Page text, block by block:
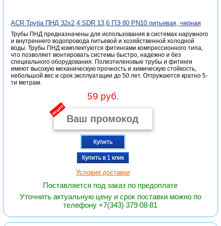
ACR Труба ПНД 32х2,4 SDR 13,6 ПЭ 80 PN10 питьевая, черная
Трубы ПНД предназначены для использования в системах наружного
и внутреннего водопровода питьевой и хозяйственной холодной
воды. Трубы ПНД комплектуются фитингами компрессионного типа,
что позволяет монтировать системы быстро, надежно и без
специального оборудования. Полиэтиленовые трубы и фитинги
имеют высокую механическую прочность и химическую стойкость,
небольшой вес и срок эксплуатации до 50 лет. Отгружаются кратно 5-
ти метрам.
59 руб.
акция
Купить
Купить в 1 клик
Условия доставки
Поставляется под заказ по предоплате
Уточнить актуальную цену и срок поставки можно по
телефону +7(343) 379∙08∙81